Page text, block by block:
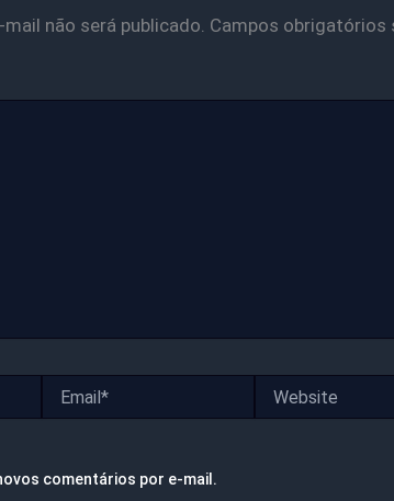
não será publicado. Campos obrigatórios
comentários por e-mail.